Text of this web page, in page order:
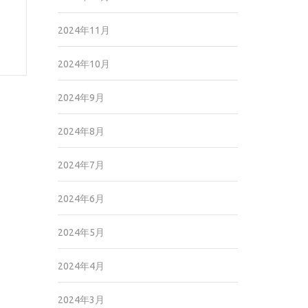
2024年11月
2024年10月
2024年9月
2024年8月
2024年7月
2024年6月
2024年5月
2024年4月
2024年3月